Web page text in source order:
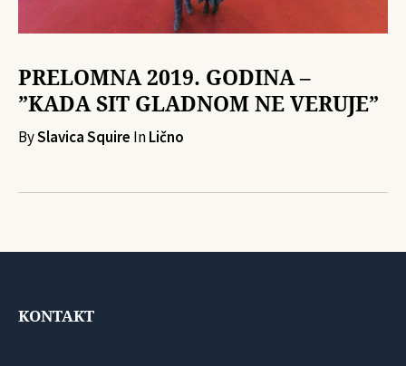
PRELOMNA 2019. GODINA –
”KADA SIT GLADNOM NE VERUJE”
BySlavica Squire InLično
KONTAKT